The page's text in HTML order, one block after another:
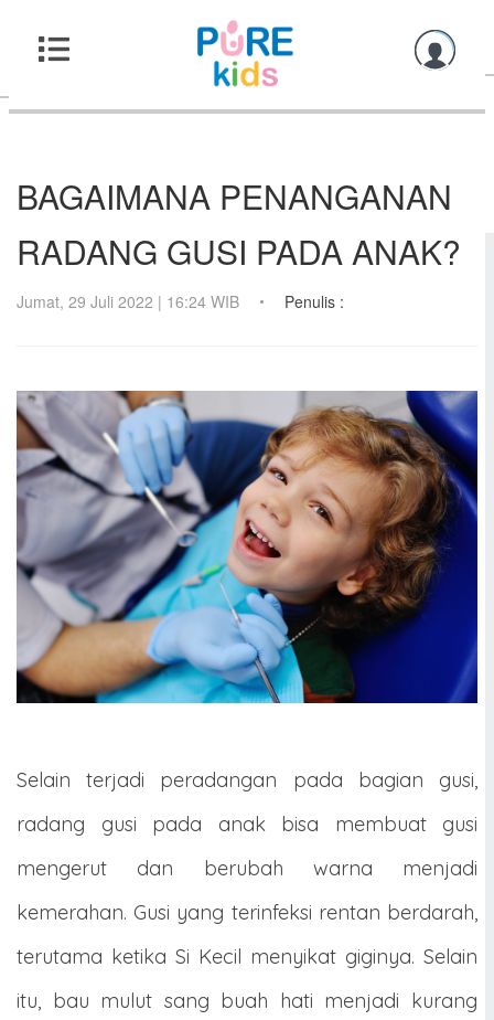
BAGAIMANA PENANGANAN
RADANG GUSI PADA ANAK?
Jumat, 29 Juli 2022 | 16:24 WIB Penulis :
Selain terjadi peradangan pada bagian gusi,
radang gusi pada anak bisa membuat gusi
mengerut dan berubah warna menjadi
kemerahan. Gusi yang terinfeksi rentan berdarah,
terutama ketika Si Kecil menyikat giginya. Selain
itu, bau mulut sang buah hati menjadi kurang